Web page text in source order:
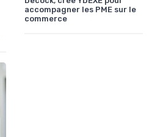
accompagner les PME sur le
commerce